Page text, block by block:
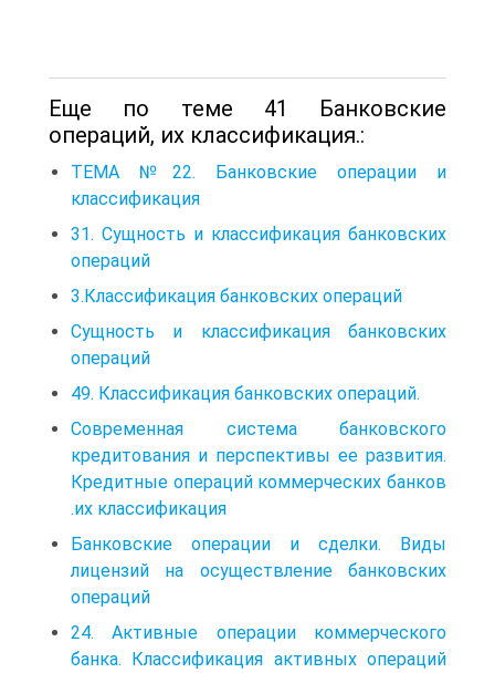
Еще по теме 41 Банковские
операций, их классификация.:
ТЕМА №22. Банковские операции и
классификация
31. Сущность и классификация банковских
операций
3.Классификация банковских операций
Сущность и классификация банковских
операций
49. Классификация банковских операций.
Современная система банковского
кредитования и перспективы ее развития.
Кредитные операций коммерческих банков
.их классификация
Банковские операции и сделки. Виды
лицензий на осуществление банковских
операций
24. Активные операции коммерческого
банка. Классификация активных операций